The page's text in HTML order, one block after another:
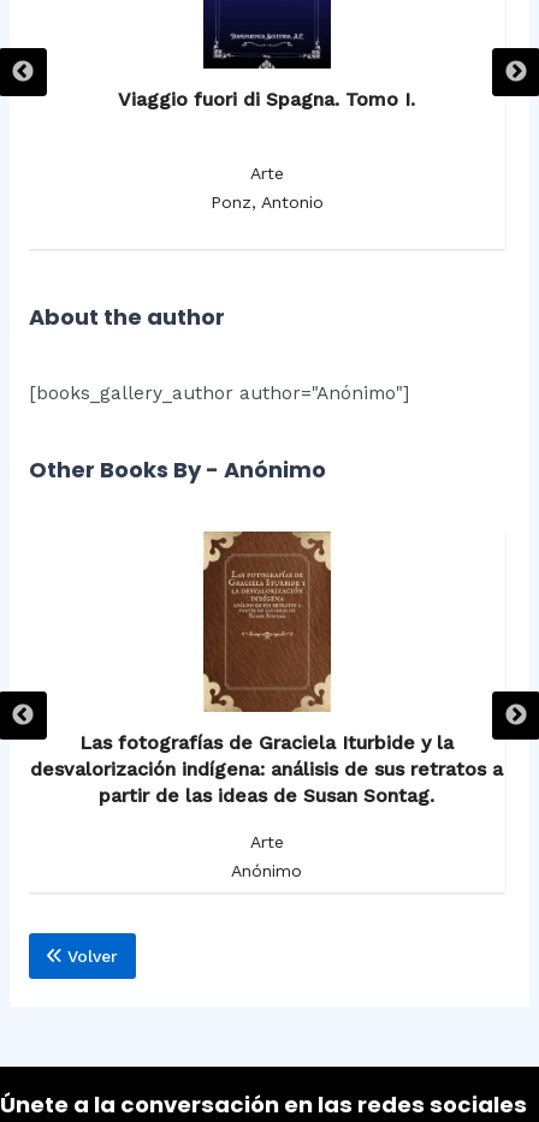
Viaggio fuori di Spagna. Tomo I.
Arte
Ponz, Antonio
About the author
[books_gallery_author author="Anónimo"]
Other Books By - Anónimo
Las fotografías de Graciela Iturbide y la
desvalorización indígena: análisis de sus retratos a
partir de las ideas de Susan Sontag.
Arte
Anónimo
Volver
Únete a la conversación en las redes sociales